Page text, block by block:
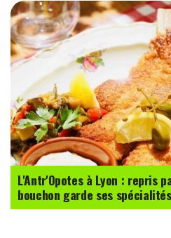
L'Antr'Opotes à Lyon : repris
bouchon garde ses